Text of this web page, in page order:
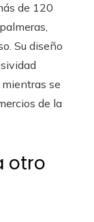
de 120
Su diseño
se
de la
otro